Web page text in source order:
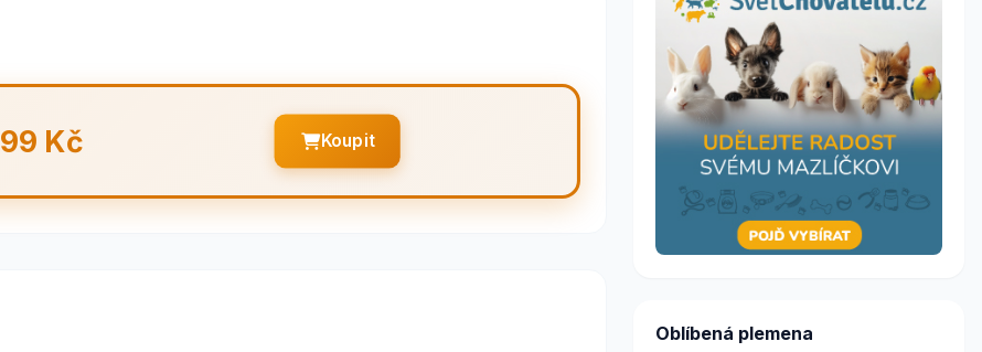
99 Kč Koupit
Oblíbená plemena